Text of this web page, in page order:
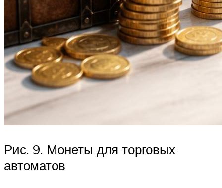
Рис. 9. Монеты для торговых
автоматов